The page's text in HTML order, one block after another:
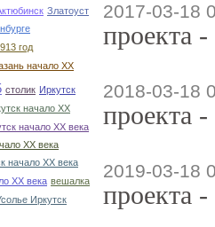
Златоуст
год
начало ХХ
столик Иркутск
начало ХХ
начало ХХ века
ХХ века
начало ХХ века
ХХ века вешалка
Иркутск
2017-03-18
проекта
2018-03-18
проекта
2019-03-18
проекта